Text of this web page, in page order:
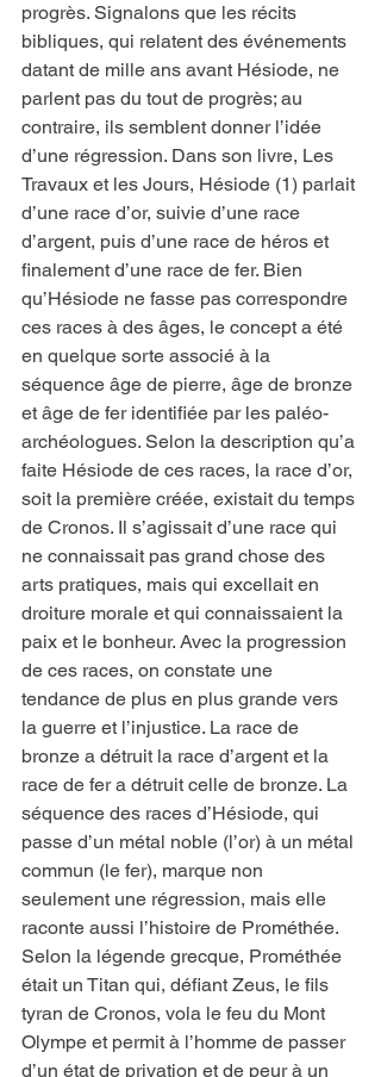
progrès. Signalons que les récits
bibliques, qui relatent des événements
datant de mille ans avant Hésiode, ne
parlent pas du tout de progrès; au
contraire, ils semblent donner l’idée
d’une régression. Dans son livre, Les
Travaux et les Jours, Hésiode (1) parlait
d’une race d’or, suivie d’une race
d’argent, puis d’une race de héros et
finalement d’une race de fer. Bien
qu’Hésiode ne fasse pas correspondre
ces races à des âges, le concept a été
en quelque sorte associé à la
séquence âge de pierre, âge de bronze
et âge de fer identifiée par les paléo-
archéologues. Selon la description qu’a
faite Hésiode de ces races, la race d’or,
soit la première créée, existait du temps
de Cronos. Il s’agissait d’une race qui
ne connaissait pas grand chose des
arts pratiques, mais qui excellait en
droiture morale et qui connaissaient la
paix et le bonheur. Avec la progression
de ces races, on constate une
tendance de plus en plus grande vers
la guerre et l’injustice. La race de
bronze a détruit la race d’argent et la
race de fer a détruit celle de bronze. La
séquence des races d’Hésiode, qui
passe d’un métal noble (l’or) à un métal
commun (le fer), marque non
seulement une régression, mais elle
raconte aussi l’histoire de Prométhée.
Selon la légende grecque, Prométhée
était un Titan qui, défiant Zeus, le fils
tyran de Cronos, vola le feu du Mont
Olympe et permit à l’homme de passer
d’un état de privation et de peur à un